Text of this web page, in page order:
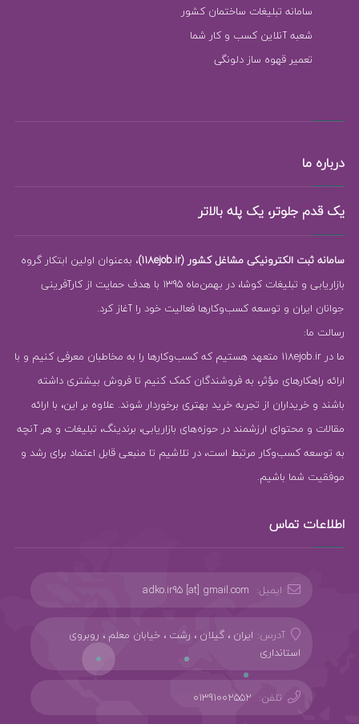
سامانه تبلیغات ساختمان کشور
شعبه آنلاین کسب و کار شما
تعمیر قهوه ساز دلونگی
درباره ما
یک قدم جلوتر، یک پله بالاتر
سامانه ثبت الکترونیکی مشاغل کشور (118ejob.ir)
، به‌عنوان اولین ابتکار گروه
بازاریابی و تبلیغات کوشا، در بهمن‌ماه 1395 با هدف حمایت از کارآفرینی
جوانان ایران و توسعه کسب‌وکارها فعالیت خود را آغاز کرد.
رسالت ما:
ما در 118ejob.ir متعهد هستیم که کسب‌وکارها را به مخاطبان معرفی کنیم و با
ارائه راهکارهای مؤثر، به فروشندگان کمک کنیم تا فروش بیشتری داشته
باشند و خریداران از تجربه خرید بهتری برخوردار شوند. علاوه بر این، با ارائه
مقالات و محتوای ارزشمند در حوزه‌های بازاریابی، برندینگ، تبلیغات و هر آنچه
به توسعه کسب‌وکار مرتبط است، در تلاشیم تا منبعی قابل اعتماد برای رشد و
موفقیت شما باشیم.
اطلاعات تماس
ایمیل: adko.ir95 [at] gmail.com
آدرس: ایران ، گیلان ، رشت ، خیابان معلم ، روبروی
استانداری
تلفن: 01391002552